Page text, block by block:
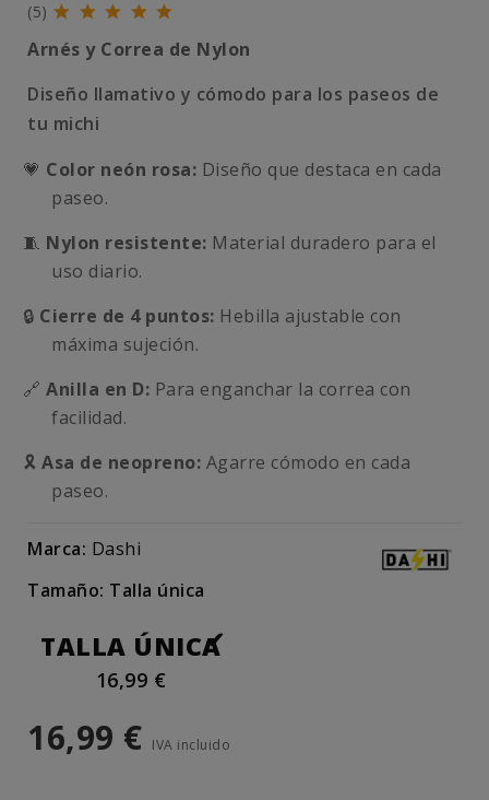
(5)
Arnés y Correa de Nylon
Diseño llamativo y cómodo para los paseos de
tu michi
💗 Color neón rosa: Diseño que destaca en cada
paseo.
🧵 Nylon resistente: Material duradero para el
uso diario.
🔒 Cierre de 4 puntos: Hebilla ajustable con
máxima sujeción.
🔗 Anilla en D: Para enganchar la correa con
facilidad.
🎗️ Asa de neopreno: Agarre cómodo en cada
paseo.
Marca: Dashi
Tamaño: Talla única
TALLA ÚNICA
16,99 €
16,99 € IVA incluido